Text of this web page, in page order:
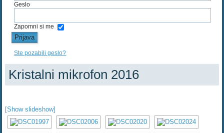
Geslo
Zapomni si me
Ste pozabili geslo?
Kristalni mikrofon 2016
[Show slideshow]